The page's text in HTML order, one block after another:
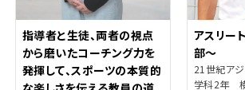
指導者と生徒、両者の視点
から磨いたコーチング力を
発揮して、スポーツの本質的
アスリー
部～
21世紀ア
学科2年